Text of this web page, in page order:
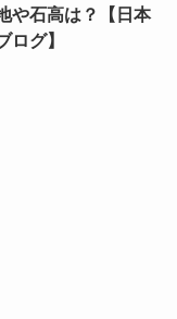
や石高は？【日本
ログ】